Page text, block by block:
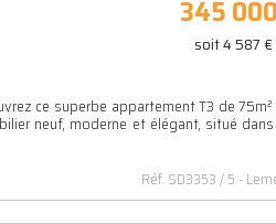
ce superbe appartement T3 de
neuf, moderne et élégant, situé
Réf. SD3353 / 5
345
soit 4 587 €